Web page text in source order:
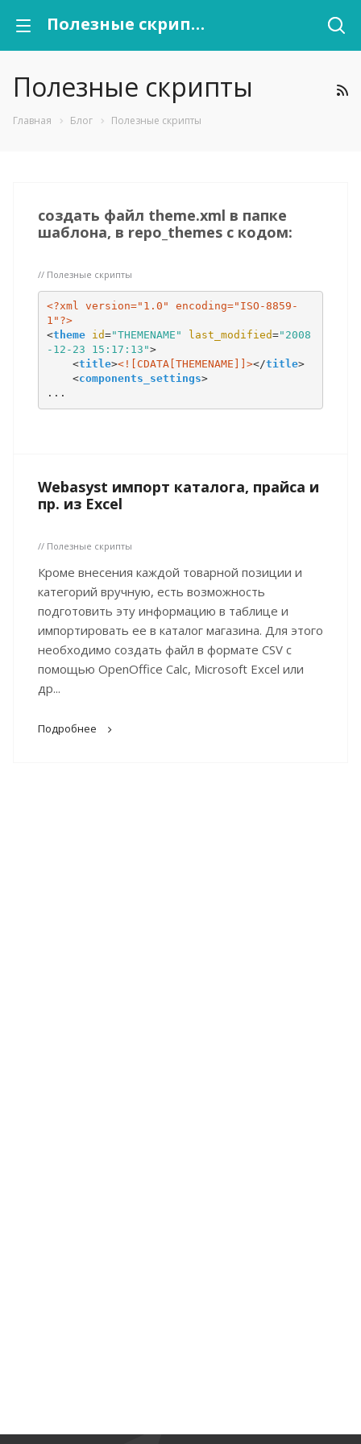
Полезные скрипты
Полезные скрипты
Главная Блог Полезные скрипты
создать файл theme.xml в папке
шаблона, в repo_themes с кодом:
// Полезные скрипты
<?xml version="1.0" encoding="ISO-8859-
1"?>
<theme id="THEMENAME" last_modified="2008
-12-23 15:17:13">
<title><![CDATA[THEMENAME]]></title>
<components_settings>
...
Webasyst импорт каталога, прайса и
пр. из Excel
// Полезные скрипты
Кроме внесения каждой товарной позиции и
категорий вручную, есть возможность
подготовить эту информацию в таблице и
импортировать ее в каталог магазина. Для этого
необходимо создать файл в формате CSV с
помощью OpenOffice Calc, Microsoft Excel или
др...
Подробнее